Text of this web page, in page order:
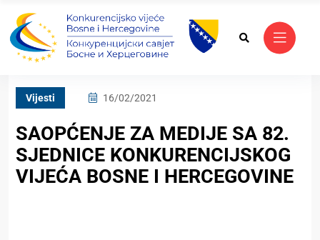
Vijesti 16/02/2021
SAOPĆENJE ZA MEDIJE SA 82.
SJEDNICE KONKURENCIJSKOG
VIJEĆA BOSNE I HERCEGOVINE